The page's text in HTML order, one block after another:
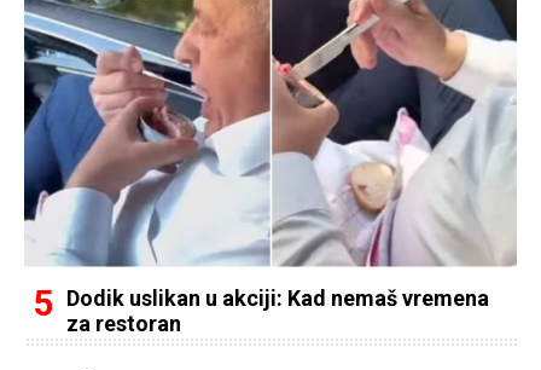
Dodik uslikan u akciji: Kad nemaš vremena
za restoran